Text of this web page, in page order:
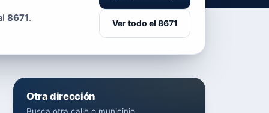
8671. Ver todo el 8671
Otra dirección